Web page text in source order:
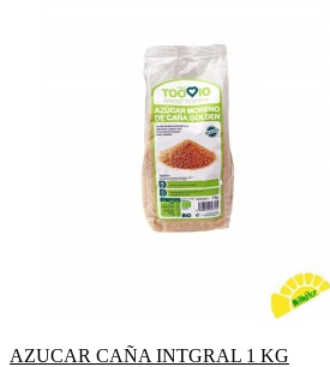
AZUCAR CAÑA INTGRAL 1 KG